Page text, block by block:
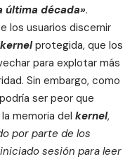
última década».
los usuarios discernir
kernel protegida, que los
para explotar más
Sin embargo, como
ser peor que
memoria del kernel,
por parte de los
sesión para leer